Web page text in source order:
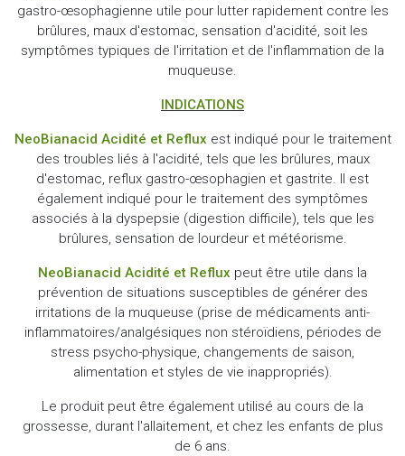
gastro-œsophagienne utile pour lutter rapidement contre les
brûlures, maux d'estomac, sensation d'acidité, soit les
symptômes typiques de l'irritation et de l'inflammation de la
muqueuse.
INDICATIONS
NeoBianacid Acidité et Reflux est indiqué pour le traitement
des troubles liés à l'acidité, tels que les brûlures, maux
d'estomac, reflux gastro-œsophagien et gastrite. Il est
également indiqué pour le traitement des symptômes
associés à la dyspepsie (digestion difficile), tels que les
brûlures, sensation de lourdeur et météorisme.
NeoBianacid Acidité et Reflux peut être utile dans la
prévention de situations susceptibles de générer des
irritations de la muqueuse (prise de médicaments anti-
inflammatoires/analgésiques non stéroïdiens, périodes de
stress psycho-physique, changements de saison,
alimentation et styles de vie inappropriés).
Le produit peut être également utilisé au cours de la
grossesse, durant l'allaitement, et chez les enfants de plus
de 6 ans.